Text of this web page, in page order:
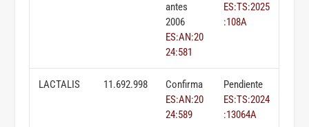
antes
2006
ES:AN:20
24:581
ES:TS:2025
:108A
LACTALIS 11.692.998
Confirma
ES:AN:20
24:589
Pendiente
ES:TS:2024
:13064A